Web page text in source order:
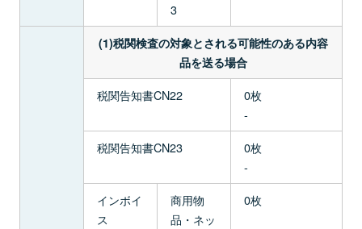
3
(1)税関検査の対象とされる可能性のある内容
品を送る場合
税関告知書CN22
0枚
-
税関告知書CN23
0枚
-
インボイ
ス
商用物
品・ネッ
0枚